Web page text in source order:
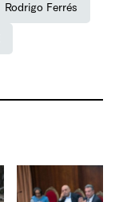
Rodrigo Ferrés